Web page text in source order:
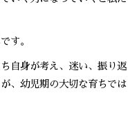
す。
自身が考え、迷い、振り返
、幼児期の大切な育ちでは